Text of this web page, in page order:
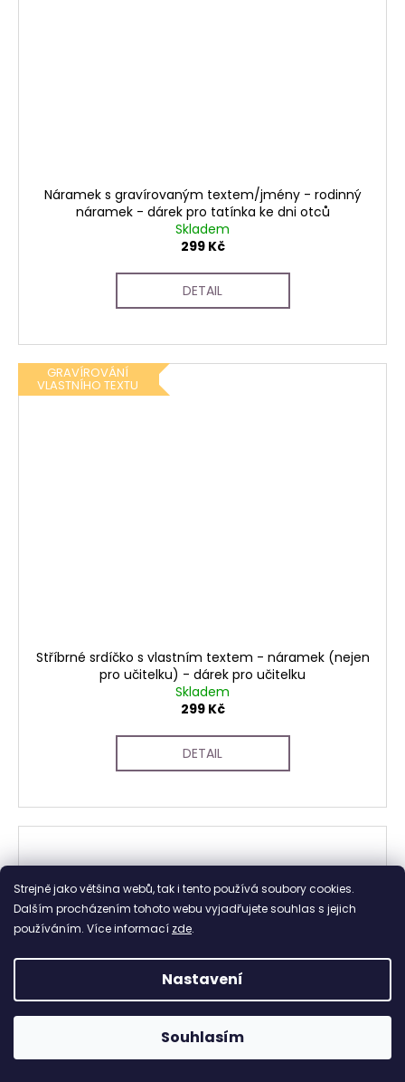
Strejně jako většina webů, tak i tento používá soubory cookies.
Dalším procházením tohoto webu vyjadřujete souhlas s jejich
používáním. Více informací zde.
Nastavení
Souhlasím
Náramek s gravírovaným textem/jmény - rodinný
náramek - dárek pro tatínka ke dni otců
Skladem
299 Kč
DETAIL
GRAVÍROVÁNÍ
VLASTNÍHO TEXTU
Stříbrné srdíčko s vlastním textem - náramek (nejen
pro učitelku) - dárek pro učitelku
Skladem
299 Kč
DETAIL